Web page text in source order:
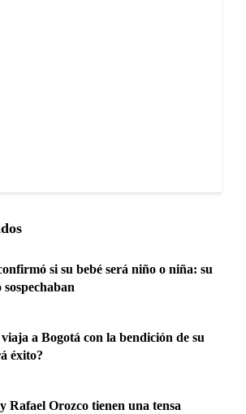
si su bebé será niño o niña: su
sospechaban
a Bogotá con la bendición de su
éxito?
Rafael Orozco tienen una tensa